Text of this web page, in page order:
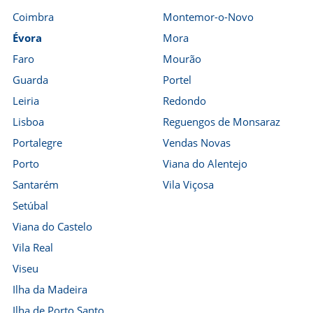
Coimbra
Évora
Faro
Guarda
Leiria
Lisboa
Portalegre
Porto
Santarém
Setúbal
Viana do Castelo
Vila Real
Viseu
Ilha da Madeira
Ilha de Porto Santo
Montemor-o-Novo
Mora
Mourão
Portel
Redondo
Reguengos de Monsaraz
Vendas Novas
Viana do Alentejo
Vila Viçosa